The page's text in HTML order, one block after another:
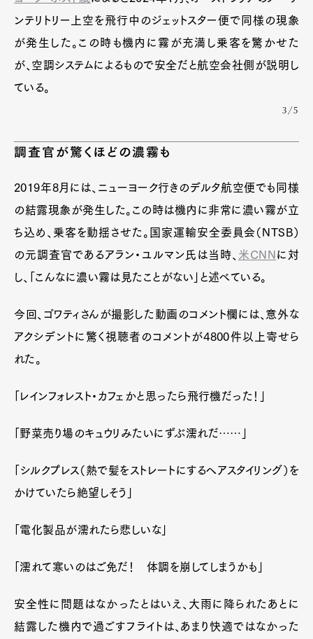
ンテリトリー上空を飛行中のジェットスター便で同様の現象
が発生した。この時も機内に霧が充満し乗客を驚かせた
が、空調システムによるもので安全だと航空会社側が説明し
ている。
3/5
調査官が驚くほどの濃霧も
2019年8月には、ニューヨーク行きのデルタ航空便でも同様
の結露現象が発生した。この時は機内に非常に濃い霧が立
ち込め、乗客を動揺させた。国家運輸安全委員会（NTSB）
の元調査官であるアラン・ユルマン氏は当時、 米CNN に対
し、「こんなに濃い霧は見たことがない」と述べている。
今回、ゴワティさんが撮影した動画のコメント欄には、意外な
アクシデントに驚く視聴者のコメントが4800件以上寄せら
れた。
「レインフォレスト・カフェかと思ったら飛行機だった！」
「野菜売り場のキュウリみたいにずぶ濡れだ……」
「シルクプレス（熱で髪をストレートにするヘアスタイリング）を
かけていたら絶望しそう」
「電化製品が濡れたら悲しいな」
「濡れて寒いのはご免だ！ 体調を崩してしまうかも」
安全性に問題はなかったとはいえ、大雨に降られたあとに
結露した機内で過ごすフライトは、あまり快適ではなかった